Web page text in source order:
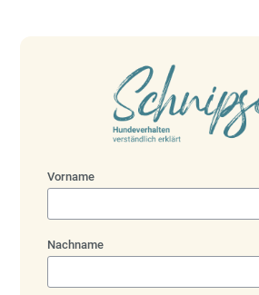
Vorname
Nachname